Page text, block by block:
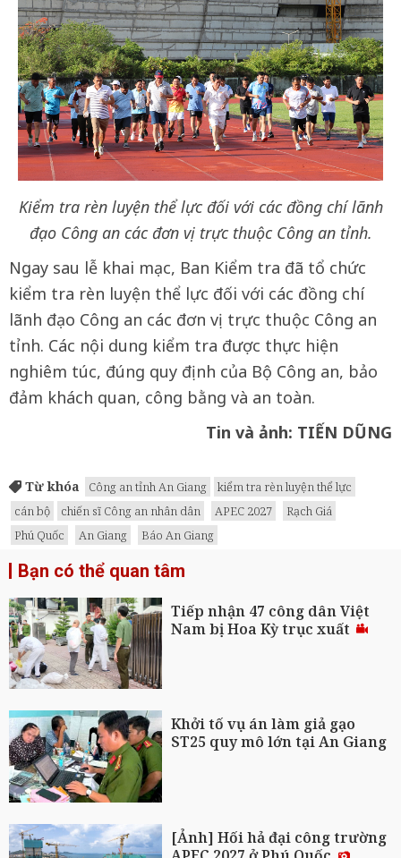
Kiểm tra rèn luyện thể lực đối với các đồng chí lãnh
đạo Công an các đơn vị trực thuộc Công an tỉnh.
Ngay sau lễ khai mạc, Ban Kiểm tra đã tổ chức
kiểm tra rèn luyện thể lực đối với các đồng chí
lãnh đạo Công an các đơn vị trực thuộc Công an
tỉnh. Các nội dung kiểm tra được thực hiện
nghiêm túc, đúng quy định của Bộ Công an, bảo
đảm khách quan, công bằng và an toàn.
Tin và ảnh: TIẾN DŨNG
Từ khóa Công an tỉnh An Giang
kiểm tra rèn luyện thể lực
cán bộ
chiến sĩ Công an nhân dân APEC 2027
Rạch Giá
Phú Quốc
An Giang Báo An Giang
Bạn có thể quan tâm
Tiếp nhận 47 công dân Việt
Nam bị Hoa Kỳ trục xuất
Khởi tố vụ án làm giả gạo
ST25 quy mô lớn tại An Giang
[Ảnh] Hối hả đại công trường